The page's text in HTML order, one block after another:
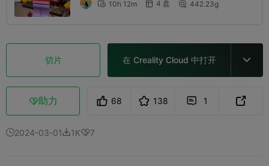
 10h 12m  4 盘  442.23g
切片 在 Creality Cloud 中打开 
助力 68 138  1 
2024-03-011K7